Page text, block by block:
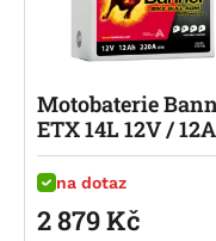
na dotaz
Motobaterie
ETX 14L 12V /
2 879Kč